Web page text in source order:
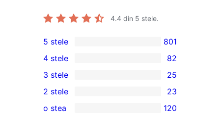
4.4 din 5 stele.
801
5
–
de
recenzii
5 stele 801
82
4
–
de
4 stele 82
25
3
–
3 stele 25
23
2
2 stele 23
120
o stea 120